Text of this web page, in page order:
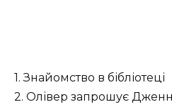
1. Знайомство в бібліотеці
2. Олівер запрошує